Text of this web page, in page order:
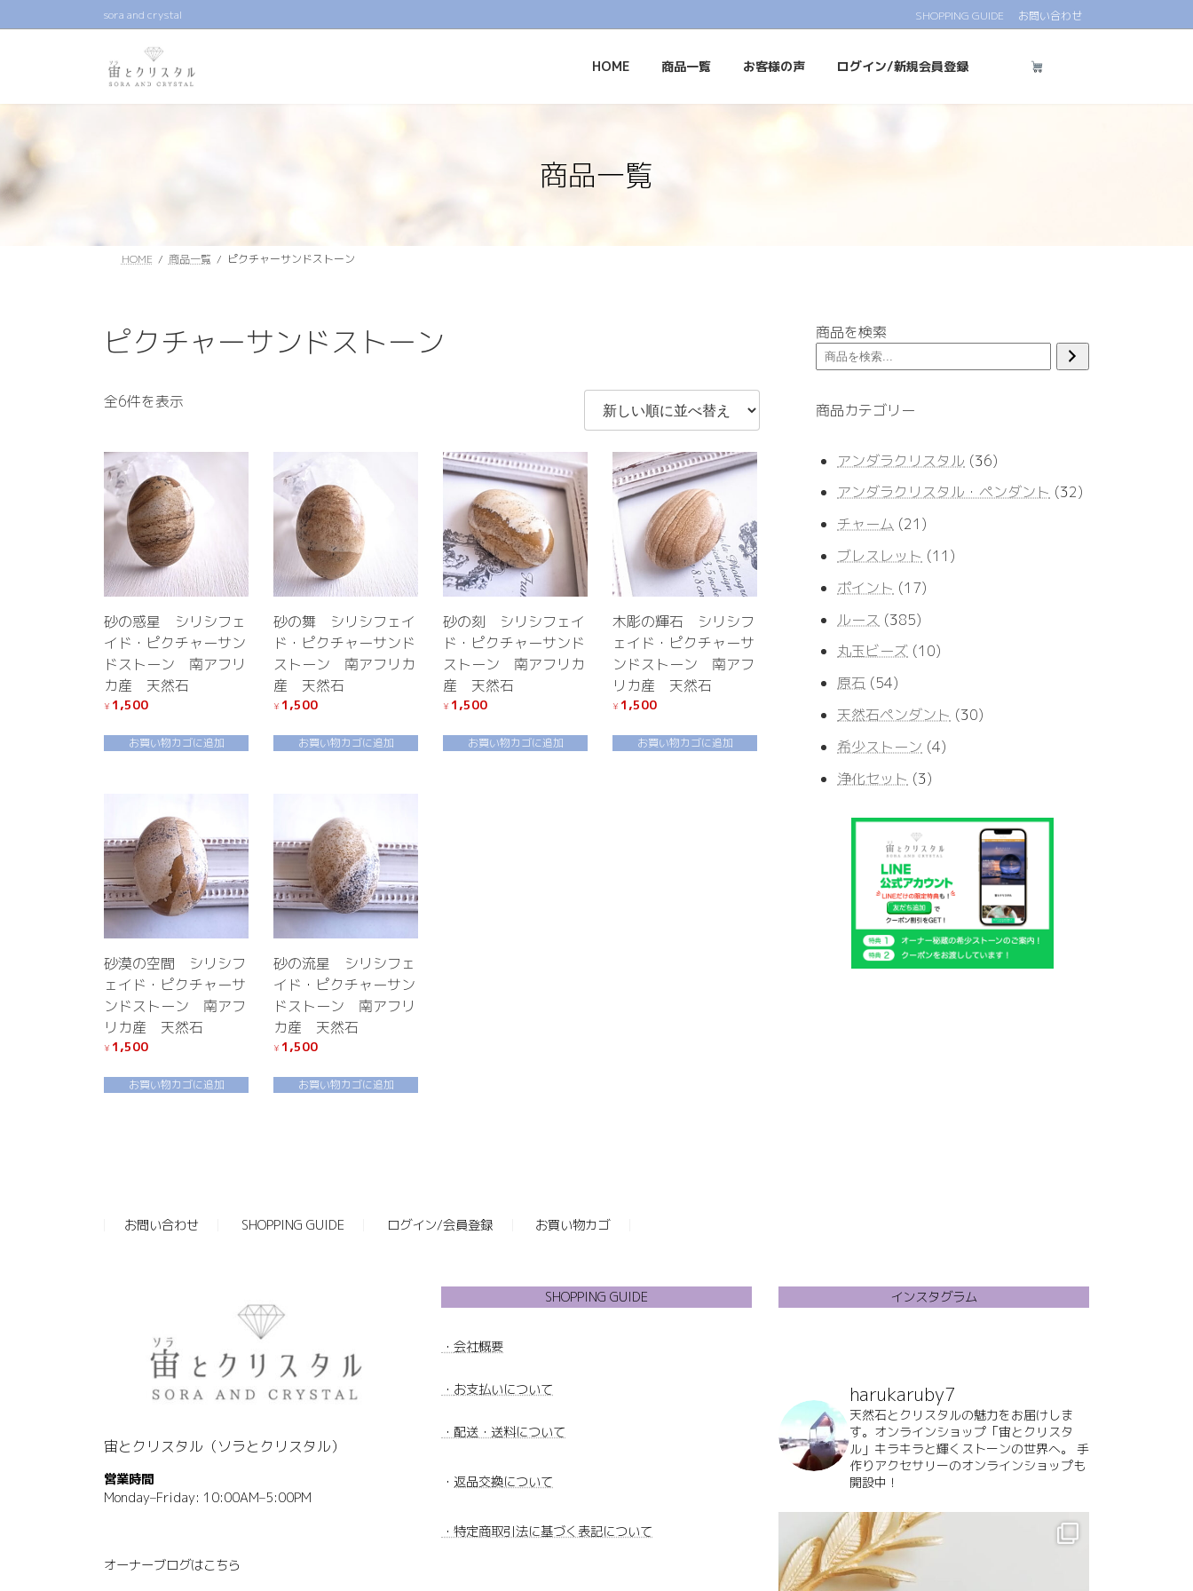
ン
ビ
sora and crystal SHOPPING GUIDE お問い合わせ
HOME 商品一覧 お客様の声 ログイン/新規会員登録
商品一覧
HOME 商品一覧 ピクチャーサンドストーン
ピクチャーサンドストーン
全6件を表示
い
順
砂の惑星 シリシフェ
イド・ピクチャーサン
ドストーン 南アフリ
カ産 天然石
¥ 1,500
お買い物カゴに追加
砂の舞 シリシフェイ
ド・ピクチャーサンド
ストーン 南アフリカ
産 天然石
¥ 1,500
お買い物カゴに追加
砂の刻 シリシフェイ
ド・ピクチャーサンド
ストーン 南アフリカ
産 天然石
¥ 1,500
お買い物カゴに追加
木彫の輝石 シリシフ
ェイド・ピクチャーサ
ンドストーン 南アフ
リカ産 天然石
¥ 1,500
お買い物カゴに追加
砂漠の空間 シリシフ
ェイド・ピクチャーサ
ンドストーン 南アフ
リカ産 天然石
¥ 1,500
お買い物カゴに追加
砂の流星 シリシフェ
イド・ピクチャーサン
ドストーン 南アフリ
カ産 天然石
¥ 1,500
お買い物カゴに追加
商品を検索
商品カテゴリー
アンダラクリスタル 3636
の
アンダラクリスタル・ペンダント 3232
チャーム 21 21
の
商
ブレスレット 11 11
ポイント 1717
商
ルース 385385
の
丸玉ビーズ 1010
商
原石 5454
の
商
天然石ペンダント 3030
希少ストーン 44
品
浄化セット 33
の
品
お問い合わせ SHOPPING GUIDE ログイン/会員登録 お買い物カゴ
宙とクリスタル（ソラとクリスタル）
営業時間
Monday–Friday: 10:00AM–5:00PM
オーナーブログはこちら
SHOPPING GUIDE
・ 会社概要
・ お支払いについて
・配送・送料について
・ 返品交換について
・特定商取引法に基づく表記について
インスタグラム
harukaruby7
天然石とクリスタルの魅力をお届けしま
す。オンラインショップ「宙とクリスタ
ル」キラキラと輝くストーンの世界へ。
手
作りアクセサリーのオンラインショップも
開設中！